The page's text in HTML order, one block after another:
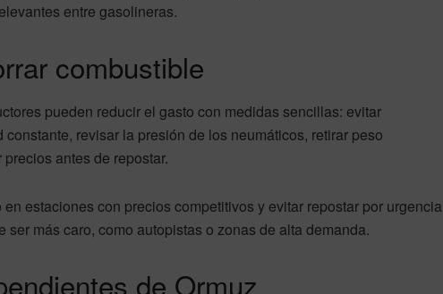
entre gasolineras.
combustible
pueden reducir el gasto con medidas sencillas: evitar
revisar la presión de los neumáticos, retirar peso
antes de repostar.
estaciones con precios competitivos y evitar repostar por urgencia
más caro, como autopistas o zonas de alta demanda.
de Ormuz